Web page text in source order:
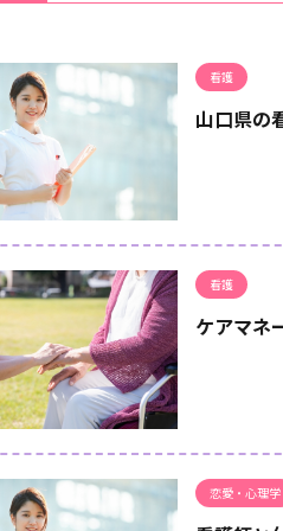
看護
山口県の
看護
ケアマネ
恋愛・心理学